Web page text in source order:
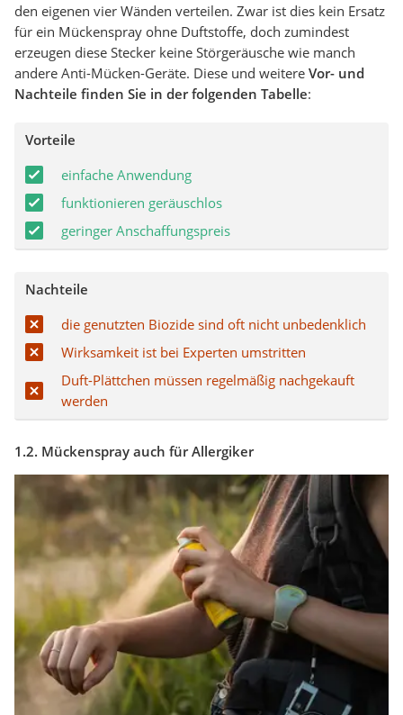
den eigenen vier Wänden verteilen. Zwar ist dies kein Ersatz
für ein Mückenspray ohne Duftstoffe, doch zumindest
erzeugen diese Stecker keine Störgeräusche wie manch
andere Anti-Mücken-Geräte. Diese und weitere Vor- und
Nachteile finden Sie in der folgenden Tabelle:
Vorteile
einfache Anwendung
funktionieren geräuschlos
geringer Anschaffungspreis
Nachteile
die genutzten Biozide sind oft nicht unbedenklich
Wirksamkeit ist bei Experten umstritten
Duft-Plättchen müssen regelmäßig nachgekauft
werden
1.2. Mückenspray auch für Allergiker